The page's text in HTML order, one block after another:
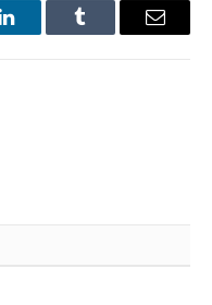
LinkedInTumblr Email